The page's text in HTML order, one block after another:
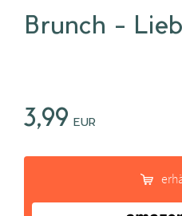
Brunch -
3,99 EUR